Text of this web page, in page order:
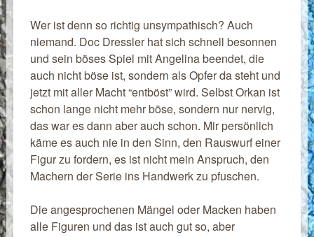
Wer ist denn so richtig unsympathisch? Auch
niemand. Doc Dressler hat sich schnell besonnen
und sein böses Spiel mit Angelina beendet, die
auch nicht böse ist, sondern als Opfer da steht und
jetzt mit aller Macht “entböst” wird. Selbst Orkan ist
schon lange nicht mehr böse, sondern nur nervig,
das war es dann aber auch schon. Mir persönlich
käme es auch nie in den Sinn, den Rauswurf einer
Figur zu fordern, es ist nicht mein Anspruch, den
Machern der Serie ins Handwerk zu pfuschen.
Die angesprochenen Mängel oder Macken haben
alle Figuren und das ist auch gut so, aber